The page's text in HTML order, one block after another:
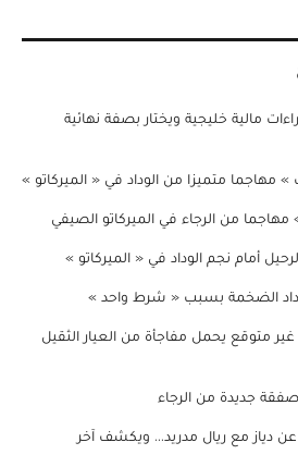
مالية خليجية ويختار بصفة نهائية
» مهاجما متميزا من الوداد في « الميركاتو »
من الرجاء في الميركاتو الصيفي
أمام نجم الوداد في « الميركاتو »
الضخمة بسبب « شرط واحد »
غير متوقع يحمل مفاجأة من العيار الثقيل
جديدة من الرجاء
دياز مع ريال مدريد... ويكشف آخر